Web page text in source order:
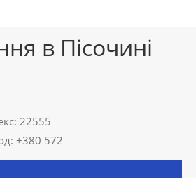
в Пісочині
22555
+380 572